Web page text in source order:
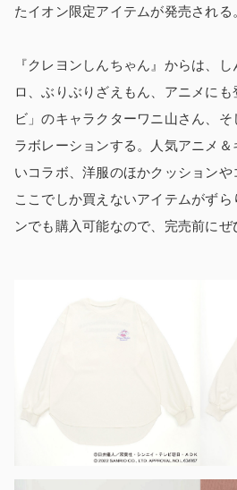
たイオン限定アイテムが発売される
『クレヨンしんちゃん』からは、
ロ、ぶりぶりざえもん、アニメに
ビ」のキャラクターワニ山さん、
ラボレーションする。人気アニメ
いコラボ、洋服のほかクッション
ここでしか買えないアイテムがず
ンでも購入可能なので、完売前にぜ